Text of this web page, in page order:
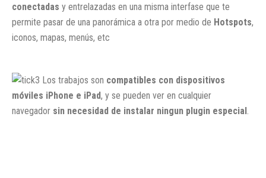
conectadas y entrelazadas en una misma interfase que te
permite pasar de una panorámica a otra por medio de Hotspots,
iconos, mapas, menús, etc
Los trabajos son compatibles con dispositivos
móviles iPhone e iPad, y se pueden ver en cualquier
navegador sin necesidad de instalar ningun plugin especial